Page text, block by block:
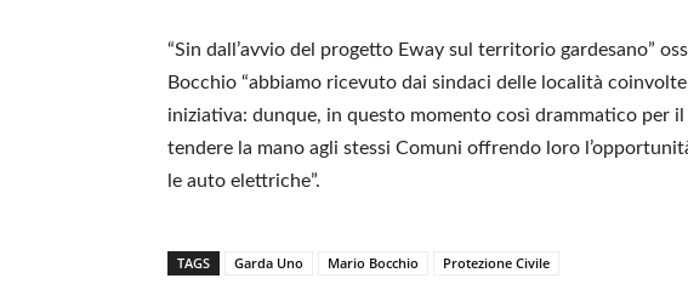
“Sin dall’avvio del progetto Eway sul territorio gardesano”
Bocchio “abbiamo ricevuto dai sindaci delle località
iniziativa: dunque, in questo momento così drammatico per
tendere la mano agli stessi Comuni offrendo loro
le auto elettriche”.
TAGS Garda Uno Mario Bocchio Protezione Civile